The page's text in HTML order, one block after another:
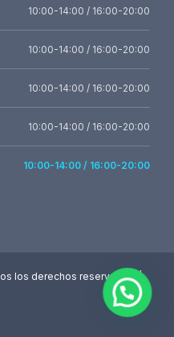
10:00-14:00 / 16:00-20:00
10:00-14:00 / 16:00-20:00
10:00-14:00 / 16:00-20:00
10:00-14:00 / 16:00-20:00
10:00-14:00 / 16:00-20:00
los derechos reservados. |